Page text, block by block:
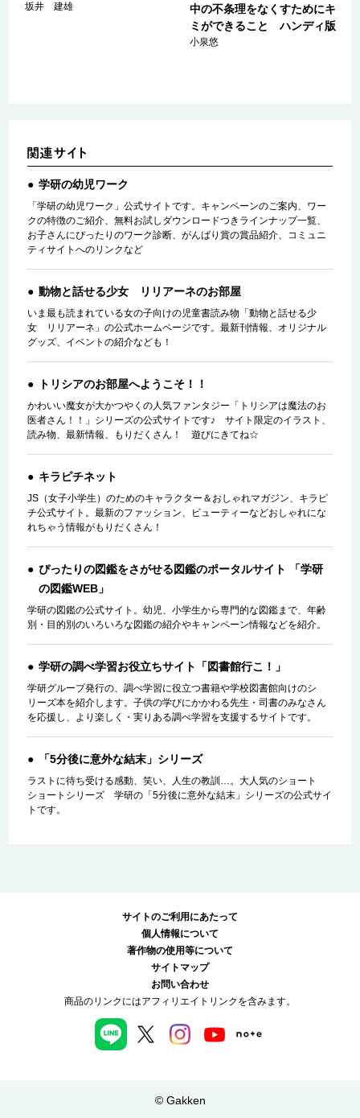
坂井 建雄
中の不条理をなくすためにキ
ミができること ハンディ版
小泉悠
学研の幼児ワーク
「学研の幼児ワーク」公式サイトです。キャンペーンのご案内、ワー
クの特徴のご紹介、無料お試しダウンロードつきラインナップ一覧、
お子さんにぴったりのワーク診断、がんばり賞の賞品紹介、コミュニ
ティサイトへのリンクなど
動物と話せる少女 リリアーネのお部屋
いま最も読まれている女の子向けの児童書読み物「動物と話せる少
女 リリアーネ」の公式ホームページです。最新刊情報、オリジナル
グッズ、イベントの紹介なども！
トリシアのお部屋へようこそ！！
かわいい魔女が大かつやくの人気ファンタジー「トリシアは魔法のお
医者さん！！」シリーズの公式サイトです♪ サイト限定のイラスト、
読み物、最新情報、もりだくさん！ 遊びにきてね☆
キラピチネット
JS（女子小学生）のためのキャラクター＆おしゃれマガジン、キラピ
チ公式サイト。最新のファッション、ビューティーなどおしゃれにな
れちゃう情報がもりだくさん！
ぴったりの図鑑をさがせる図鑑のポータルサイト 「学研
の図鑑WEB」
学研の図鑑の公式サイト。幼児、小学生から専門的な図鑑まで、年齢
別・目的別のいろいろな図鑑の紹介やキャンペーン情報などを紹介。
学研の調べ学習お役立ちサイト「図書館行こ！」
学研グループ発行の、調べ学習に役立つ書籍や学校図書館向けのシ
リーズ本を紹介します。子供の学びにかかわる先生・司書のみなさん
を応援し、より楽しく・実りある調べ学習を支援するサイトです。
「5分後に意外な結末」シリーズ
ラストに待ち受ける感動、笑い、人生の教訓…。大人気のショート
ショートシリーズ 学研の「5分後に意外な結末」シリーズの公式サイ
トです。
サイトのご利用にあたって
個人情報について
著作物の使用等について
サイトマップ
お問い合わせ
商品のリンクにはアフィリエイトリンクを含みます。
© Gakken